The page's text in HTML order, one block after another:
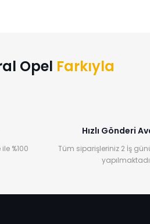
Opel Farkıyla
%100
Hızlı Gönderi
Tüm siparişleriniz 2 İş